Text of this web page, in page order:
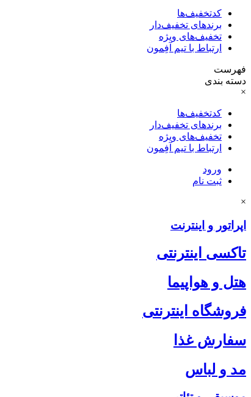
کدتخفیف‌ها
برندهای تخفیف‌دار
تخفیف‌های ویژه
ارتباط با تیم آفِمون
فهرست
دسته بندی
×
کدتخفیف‌ها
برندهای تخفیف‌دار
تخفیف‌های ویژه
ارتباط با تیم آفِمون
ورود
ثبت نام
×
اپراتور و اینترنت
تاکسی اینترنتی
هتل و هواپیما
فروشگاه اینترنتی
سفارش غذا
مد و لباس